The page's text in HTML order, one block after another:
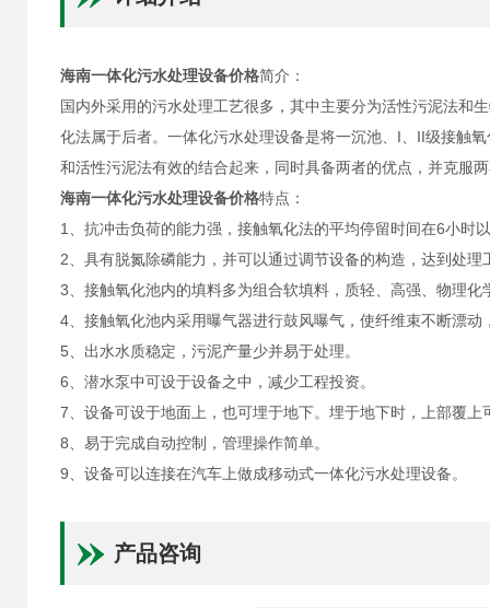
海南一体化污水处理设备价格简介：
国内外采用的污水处理工艺很多，其中主要分为活性污泥法和
化法属于后者。一体化污水处理设备是将一沉池、I、II级接触
和活性污泥法有效的结合起来，同时具备两者的优点，并克服
海南一体化污水处理设备价格特点：
1、抗冲击负荷的能力强，接触氧化法的平均停留时间在6小时
2、具有脱氮除磷能力，并可以通过调节设备的构造，达到处
3、接触氧化池内的填料多为组合软填料，质轻、高强、物理
4、接触氧化池内采用曝气器进行鼓风曝气，使纤维束不断漂
5、出水水质稳定，污泥产量少并易于处理。
6、潜水泵中可设于设备之中，减少工程投资。
7、设备可设于地面上，也可埋于地下。埋于地下时，上部覆
8、易于完成自动控制，管理操作简单。
9、设备可以连接在汽车上做成移动式一体化污水处理设备。
产品咨询